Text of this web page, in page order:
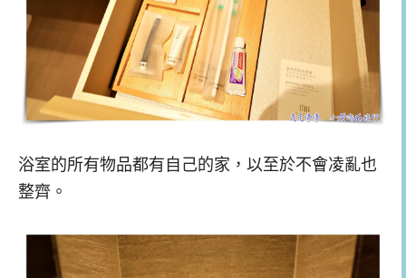
浴室的所有物品都有自己的家，以至於不會凌亂也
整齊。